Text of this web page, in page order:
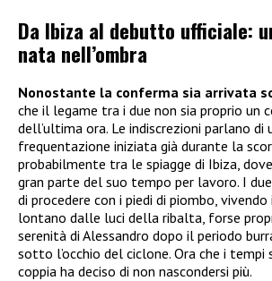
Da Ibiza al debutto ufficiale:
nata nell’ombra
Nonostante la conferma sia arrivata
che il legame tra i due non sia proprio un
dell’ultima ora. Le indiscrezioni parlano di
frequentazione iniziata già durante la
probabilmente tra le spiagge di Ibiza,
gran parte del suo tempo per lavoro. I
di procedere con i piedi di piombo, vivendo
lontano dalle luci della ribalta, forse
serenità di Alessandro dopo il periodo
sotto l’occhio del ciclone. Ora che i tempi
coppia ha deciso di non nascondersi più.